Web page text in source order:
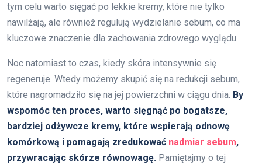
tym celu warto sięgać po lekkie kremy, które nie tylko
nawilżają, ale również regulują wydzielanie sebum, co ma
kluczowe znaczenie dla zachowania zdrowego wyglądu.
Noc natomiast to czas, kiedy skóra intensywnie się
regeneruje. Wtedy możemy skupić się na redukcji sebum,
które nagromadziło się na jej powierzchni w ciągu dnia. By
wspomóc ten proces, warto sięgnąć po bogatsze,
bardziej odżywcze kremy, które wspierają odnowę
komórkową i pomagają zredukować nadmiar sebum,
przywracając skórze równowagę. Pamiętajmy o tej